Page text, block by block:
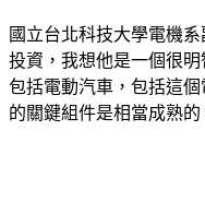
國立台北科技大學電機
投資，我想他是一個很
包括電動汽車，包括這
的關鍵組件是相當成熟的